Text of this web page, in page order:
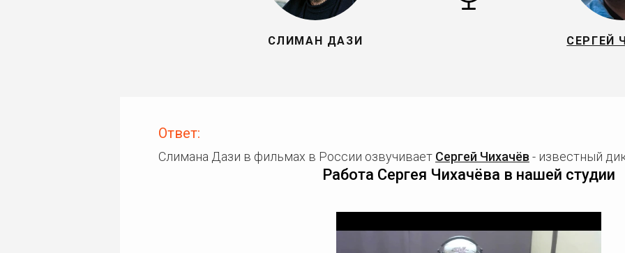
СЛИМАН ДАЗИ СЕРГЕЙ
Ответ:
Слимана Дази в фильмах в России озвучивает Сергей Чихачёв - известный
Работа Сергея Чихачёва в нашей студии